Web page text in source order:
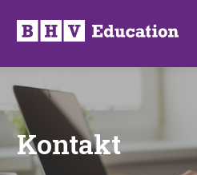
sadržaj
Kontakt